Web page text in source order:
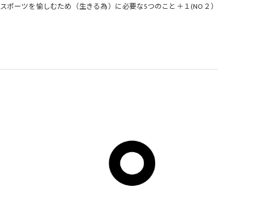
スポーツを愉しむため（生きる為）に必要な5つのこと＋１(NO２）